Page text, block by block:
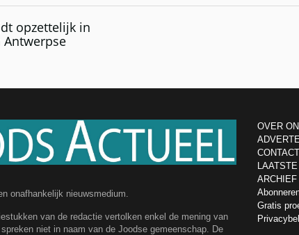
opzettelijk in
Antwerpse
onafhankelijk nieuwsmedium.
van de redactie vertolken enkel de mening van
niet in naam van de Joodse gemeenschap. De
OVER
CONTACT
ARCHIEF
Gratis